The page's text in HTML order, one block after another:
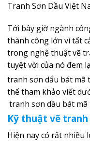
Tranh Sơn Dầu Việt
Tới bây giờ ngành
thành công lớn vì tất
trong nghệ thuật vẽ
tuyệt vời của nó đem
tranh sơn dẩu bát mã
thể tham khảo viết
tranh sơn dầu bát
Kỹ thuật vẽ tranh
Hiện nay có rất nhiều